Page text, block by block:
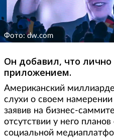
Фото: dw.com
Он добавил, что лично
приложением.
Американский
слухи о своем намерении
заявив на бизнес-
отсутствии у него
социальной